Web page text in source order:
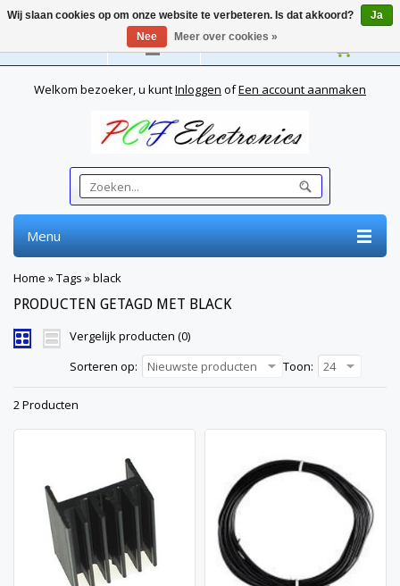
Nederlands
Welkom bezoeker, u kuntInloggen ofEen account aanmaken
Menu
Home »Tags »black
PRODUCTEN GETAGD MET BLACK
Vergelijk producten (0)
Sorteren op:
Nieuwste producten Toon: 24
2 Producten
Wij slaan cookies op om onze website te verbeteren. Is dat akkoord?
Ja
Nee
Meer over cookies »